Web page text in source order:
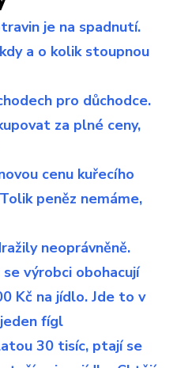
je na spadnutí.
a o kolik stoupnou
pro důchodce.
za plné ceny,
cenu kuřecího
peněz nemáme,
neoprávněně.
výrobci obohacují
Kč na jídlo. Jde to v
fígl
30 tisíc, ptají se